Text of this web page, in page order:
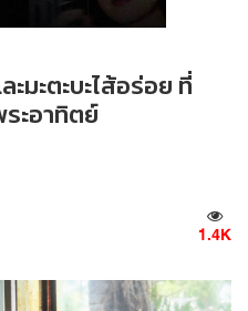
มะตะบะไส้อร่อย ที่
ระอาทิตย์
1.4K